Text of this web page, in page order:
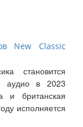
New Classic
становится
аудио в 2023
и британская
исполняется